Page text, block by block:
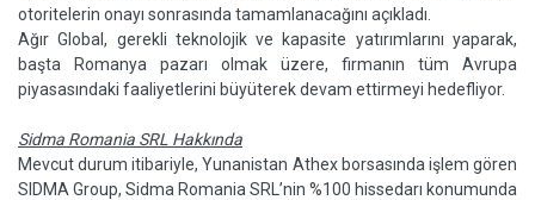
otoritelerin onayı sonrasında tamamlanacağını açıkladı.
Ağır Global, gerekli teknolojik ve kapasite yatırımlarını yaparak,
başta Romanya pazarı olmak üzere, firmanın tüm Avrupa
piyasasındaki faaliyetlerini büyüterek devam ettirmeyi hedefliyor.
Sidma Romania SRL Hakkında
Mevcut durum itibariyle, Yunanistan Athex borsasında işlem gören
SIDMA Group, Sidma Romania SRL’nin %100 hissedarı konumunda